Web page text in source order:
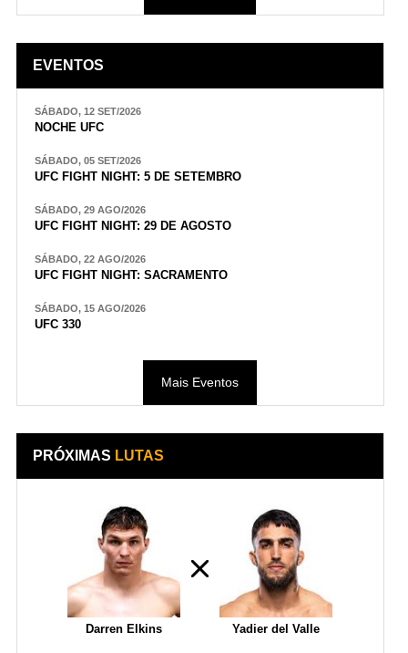
EVENTOS
SÁBADO, 12 SET/2026
NOCHE UFC
SÁBADO, 05 SET/2026
UFC FIGHT NIGHT: 5 DE SETEMBRO
SÁBADO, 29 AGO/2026
UFC FIGHT NIGHT: 29 DE AGOSTO
SÁBADO, 22 AGO/2026
UFC FIGHT NIGHT: SACRAMENTO
SÁBADO, 15 AGO/2026
UFC 330
Mais Eventos
PRÓXIMAS LUTAS
Darren Elkins Yadier del Valle